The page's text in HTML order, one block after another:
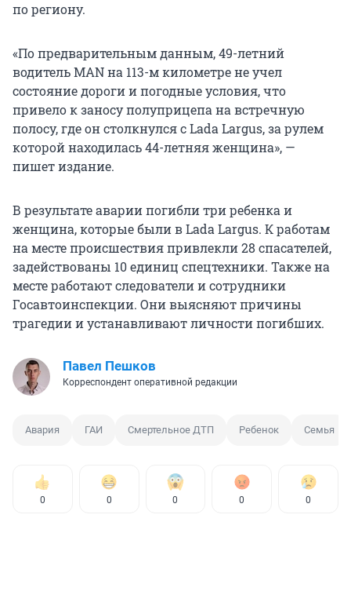
по региону.
«По предварительным данным, 49-летний
водитель MAN на 113-м километре не учел
состояние дороги и погодные условия, что
привело к заносу полуприцепа на встречную
полосу, где он столкнулся с Lada Largus, за рулем
которой находилась 44-летняя женщина», —
пишет издание.
В результате аварии погибли три ребенка и
женщина, которые были в Lada Largus. К работам
на месте происшествия привлекли 28 спасателей,
задействованы 10 единиц спецтехники. Также на
месте работают следователи и сотрудники
Госавтоинспекции. Они выясняют причины
трагедии и устанавливают личности погибших.
Павел Пешков
Корреспондент оперативной редакции
Авария ГАИ Смертельное ДТП Ребенок Семья
0 0 0 0 0